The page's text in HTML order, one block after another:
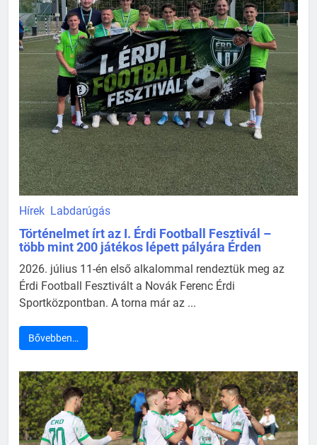
Hírek Labdarúgás
Történelmet írt az I. Érdi Football Fesztivál –
több mint 200 játékos lépett pályára Érden
2026. július 11-én első alkalommal rendeztük meg az
Érdi Football Fesztivált a Novák Ferenc Érdi
Sportközpontban. A torna már az ...
Bővebben…